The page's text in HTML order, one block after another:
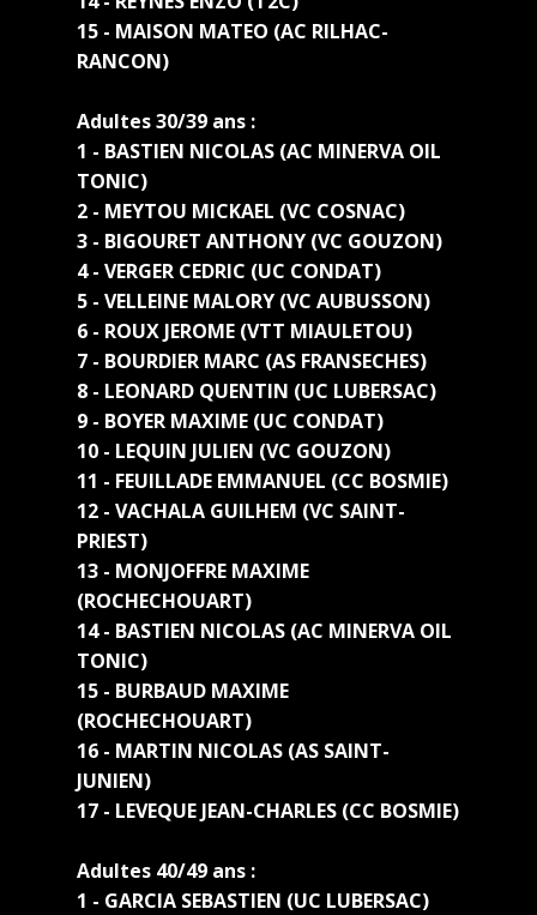
15 - MAISON MATEO (AC RILHAC-
RANCON)
Adultes 30/39 ans :
1 - BASTIEN NICOLAS (AC MINERVA OIL
TONIC)
2 - MEYTOU MICKAEL (VC COSNAC)
3 - BIGOURET ANTHONY (VC GOUZON)
4 - VERGER CEDRIC (UC CONDAT)
5 - VELLEINE MALORY (VC AUBUSSON)
6 - ROUX JEROME (VTT MIAULETOU)
7 - BOURDIER MARC (AS FRANSECHES)
8 - LEONARD QUENTIN (UC LUBERSAC)
9 - BOYER MAXIME (UC CONDAT)
10 - LEQUIN JULIEN (VC GOUZON)
11 - FEUILLADE EMMANUEL (CC BOSMIE)
12 - VACHALA GUILHEM (VC SAINT-
PRIEST)
13 - MONJOFFRE MAXIME
(ROCHECHOUART)
14 - BASTIEN NICOLAS (AC MINERVA OIL
TONIC)
15 - BURBAUD MAXIME
(ROCHECHOUART)
16 - MARTIN NICOLAS (AS SAINT-
JUNIEN)
17 - LEVEQUE JEAN-CHARLES (CC BOSMIE)
Adultes 40/49 ans :
1 - GARCIA SEBASTIEN (UC LUBERSAC)